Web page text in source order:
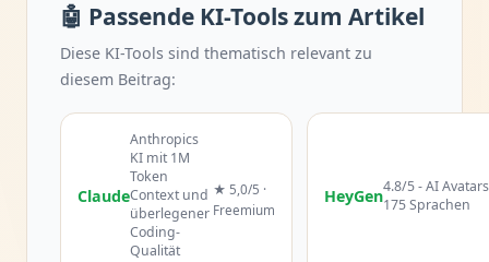
🤖 Passende KI-Tools zum Artikel
Diese KI-Tools sind thematisch relevant zu
diesem Beitrag:
Claude
Anthropics
KI mit 1M
Token
Context und
überlegener
Coding-
Qualität
★ 5,0/5 ·
Freemium
HeyGen4.8/5 - AI
175 Sprachen